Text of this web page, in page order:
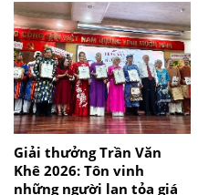
Giải thưởng Trần Văn
Khê 2026: Tôn vinh
những người lan tỏa giá